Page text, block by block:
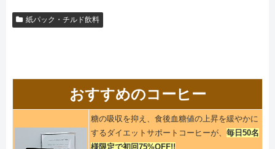
紙パック・チルド飲料
おすすめのコーヒー
糖の吸収を抑え、食後血糖値の上昇を緩やかに
するダイエットサポートコーヒーが、 毎日50名
様限定で初回75%OFF!!